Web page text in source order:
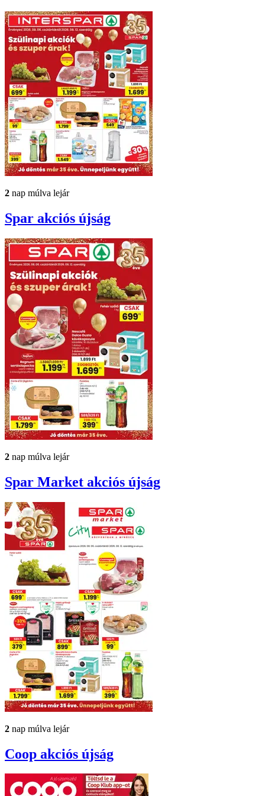
2 nap múlva lejár
Spar akciós újság
2 nap múlva lejár
Spar Market akciós újság
2 nap múlva lejár
Coop akciós újság